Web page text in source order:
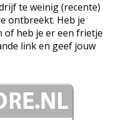
te weinig (recente)
ontbreekt. Heb je
of heb je er een frietje
link en geef jouw